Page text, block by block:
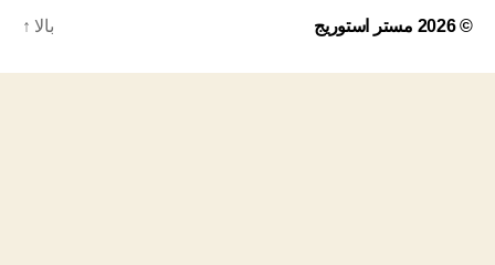
© 2026 مستر استوریج بالا ↑